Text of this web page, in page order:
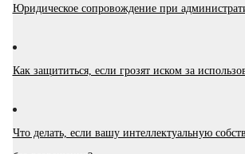
Юридическое сопровождение при
Как защититься, если грозят иском за
Что делать, если вашу интеллектуальную